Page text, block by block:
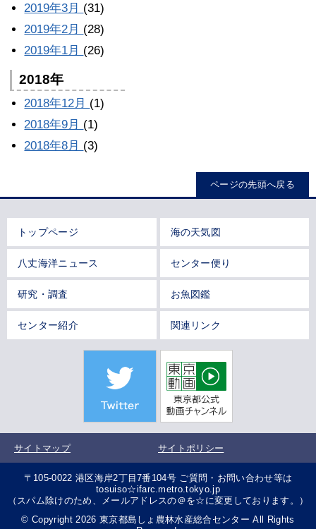
2019年3月 (31)
2019年2月 (28)
2019年1月 (26)
2018年
2018年12月 (1)
2018年9月 (1)
2018年8月 (3)
ページの先頭へ戻る
トップページ 海の天気図
八丈海洋ニュース センター便り
研究・調査 お魚図鑑
センター紹介 関連リンク
サイトマップ サイトポリシー
〒105-0022 港区海岸2丁目7番104号 ご質問・お問い合わせ等は
tosuiso☆ifarc.metro.tokyo.jp
（スパム除けのため、メールアドレスの＠を☆に変更しております。）
© Copyright 2026 東京都島しょ農林水産総合センター All Rights